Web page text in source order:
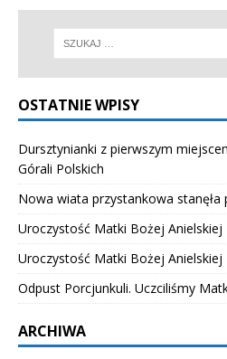
OSTATNIE WPISY
Dursztynianki z pierwszym
Górali Polskich
Nowa wiata przystankowa
Uroczystość Matki Bożej Anielskiej
Uroczystość Matki Bożej Anielskiej
Odpust Porcjunkuli. Uczciliśmy
ARCHIWA